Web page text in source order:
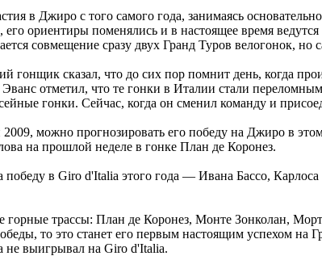
в Джиро с того самого года, занимаясь
ориентиры поменялись и в настоящее время
совмещение сразу двух Гранд Туров велогонок, но
гонщик сказал, что до сих пор помнит день, когда
Эванс отметил, что те гонки в Италии стали
гонки. Сейчас, когда он сменил команду и
можно прогнозировать его победу на Джиро в
на прошлой неделе в гонке План де Коронез.
победу в Giro d'Italia этого года — Ивана Бассо,
трассы: План де Коронез, Монте Зонколан,
то это станет его первым настоящим успехом
не выигрывал на Giro d'Italia.